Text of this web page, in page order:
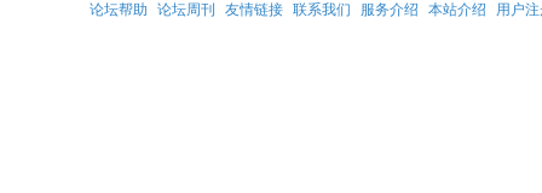
论坛帮助 论坛周刊 友情链接 联系我们 服务介绍 本站介绍 用户